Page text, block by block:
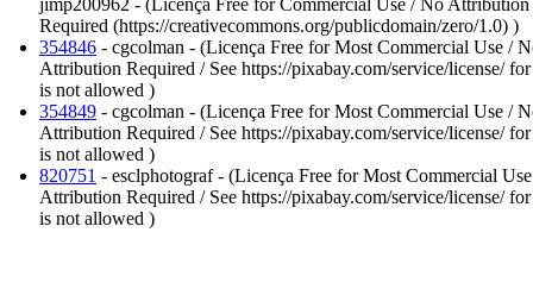
Required (https://creativecommons.org/publicdomain/zero/1.0) )
354846 - cgcolman - (Licença Free for Most Commercial Use /
Attribution Required / See https://pixabay.com/service/license/
is not allowed )
354849 - cgcolman - (Licença Free for Most Commercial Use /
Attribution Required / See https://pixabay.com/service/license/
is not allowed )
820751 - esclphotograf - (Licença Free for Most Commercial
Attribution Required / See https://pixabay.com/service/license/
is not allowed )